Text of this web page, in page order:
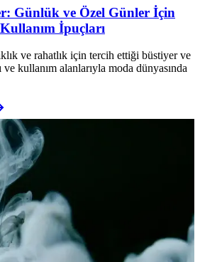
Günlük ve Özel Günler İçin
İpuçları
ve rahatlık için tercih ettiği büstiyer ve
ve kullanım alanlarıyla moda dünyasında